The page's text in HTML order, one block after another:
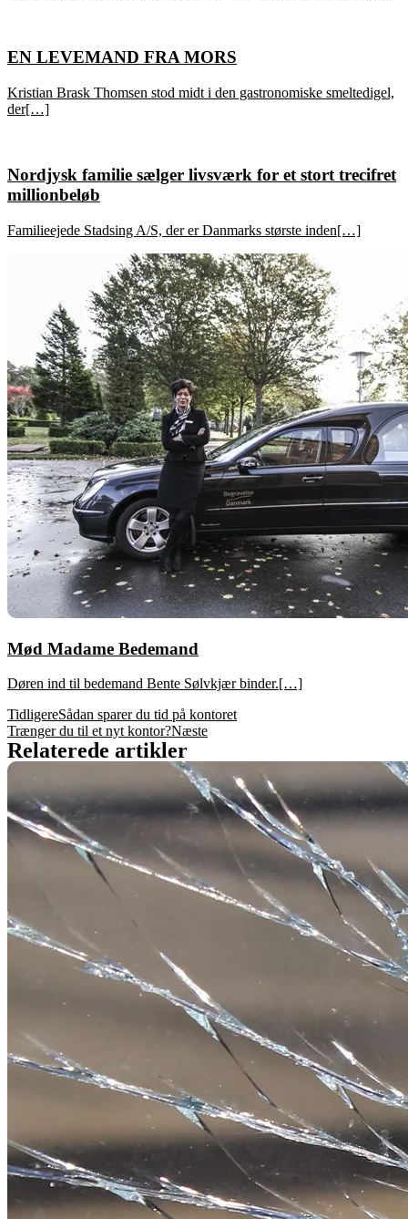
EN LEVEMAND FRA MORS
Kristian Brask Thomsen stod midt i den gastronomiske smeltedigel,
der[…]
Nordjysk familie sælger livsværk for et stort trecifret
millionbeløb
Familieejede Stadsing A/S, der er Danmarks største inden[…]
Mød Madame Bedemand
Døren ind til bedemand Bente Sølvkjær binder.[…]
TidligereSådan sparer du tid på kontoret
Trænger du til et nyt kontor?Næste
Relaterede artikler